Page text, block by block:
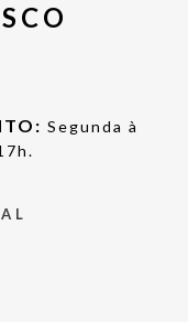
Segunda à